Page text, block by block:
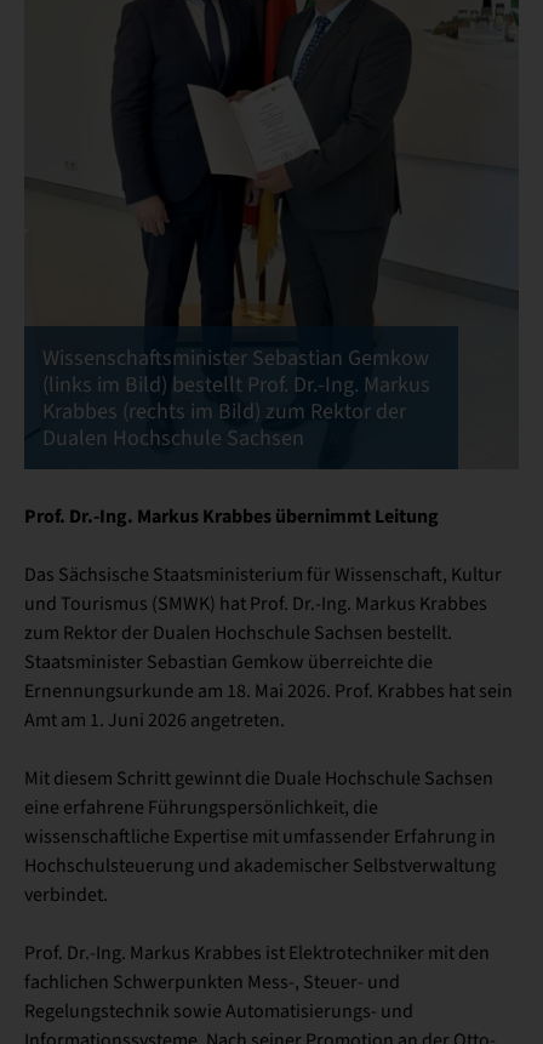
Wissenschaftsminister Sebastian Gemkow
(links im Bild) bestellt Prof. Dr.-Ing. Markus
Krabbes (rechts im Bild) zum Rektor der
Dualen Hochschule Sachsen
Prof. Dr.-Ing. Markus Krabbes übernimmt Leitung
Das Sächsische Staatsministerium für Wissenschaft, Kultur
und Tourismus (SMWK) hat Prof. Dr.-Ing. Markus Krabbes
zum Rektor der Dualen Hochschule Sachsen bestellt.
Staatsminister Sebastian Gemkow überreichte die
Ernennungsurkunde am 18. Mai 2026. Prof. Krabbes hat sein
Amt am 1. Juni 2026 angetreten.
Mit diesem Schritt gewinnt die Duale Hochschule Sachsen
eine erfahrene Führungspersönlichkeit, die
wissenschaftliche Expertise mit umfassender Erfahrung in
Hochschulsteuerung und akademischer Selbstverwaltung
verbindet.
Prof. Dr.-Ing. Markus Krabbes ist Elektrotechniker mit den
fachlichen Schwerpunkten Mess-, Steuer- und
Regelungstechnik sowie Automatisierungs- und